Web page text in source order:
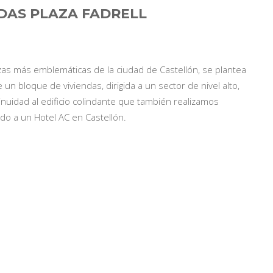
PLAZA FADRELL
más emblemáticas de la ciudad de Castellón, se plantea
un bloque de viviendas, dirigida a un sector de nivel alto,
al edificio colindante que también realizamos
a un Hotel AC en Castellón.